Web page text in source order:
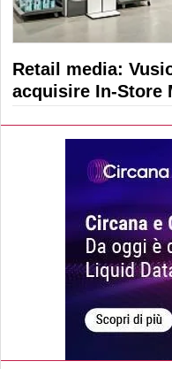
Retail media:
acquisire In-Store